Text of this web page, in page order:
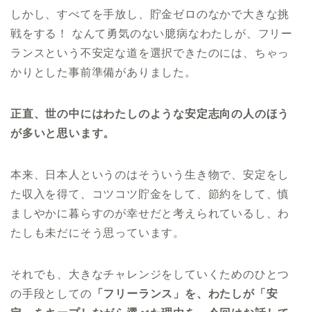
しかし、すべてを手放し、貯金ゼロのなかで大きな挑
戦をする！ なんて勇気のない臆病なわたしが、フリー
ランスという不安定な道を選択できたのには、ちゃっ
かりとした事前準備がありました。
正直、世の中にはわたしのような安定志向の人のほう
が多いと思います。
本来、日本人というのはそういう生き物で、安定をし
た収入を得て、コツコツ貯金をして、節約をして、慎
ましやかに暮らすのが幸せだと考えられているし、わ
たしも未だにそう思っています。
それでも、大きなチャレンジをしていくためのひとつ
の手段としての 「フリーランス」を、わたしが「安